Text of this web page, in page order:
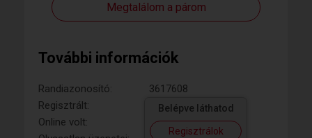
Megtalálom a párom
További információk
Randiazonosító:
3617608
Regisztrált:
Online volt:
Belépve láthatod
Regisztrálok